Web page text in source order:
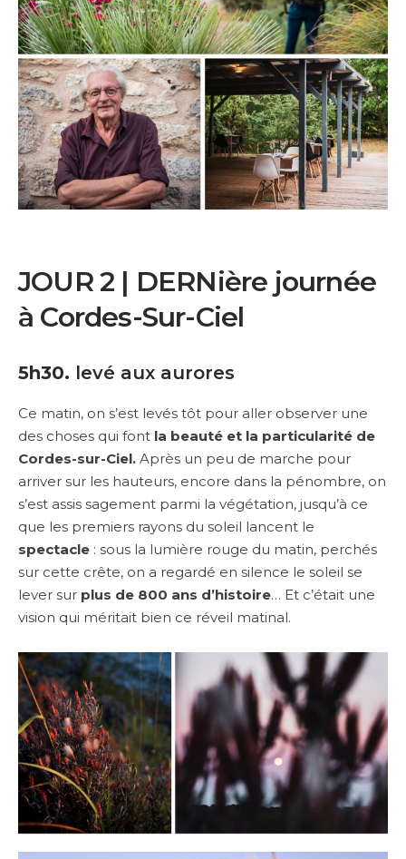
JOUR 2 | DERNière journée
à Cordes-Sur-Ciel
5h30. levé aux aurores
Ce matin, on s’est levés tôt pour aller observer une
des choses qui font la beauté et la particularité de
Cordes-sur-Ciel. Après un peu de marche pour
arriver sur les hauteurs, encore dans la pénombre, on
s’est assis sagement parmi la végétation, jusqu’à ce
que les premiers rayons du soleil lancent le
spectacle : sous la lumière rouge du matin, perchés
sur cette crête, on a regardé en silence le soleil se
lever sur plus de 800 ans d’histoire… Et c’était une
vision qui méritait bien ce réveil matinal.